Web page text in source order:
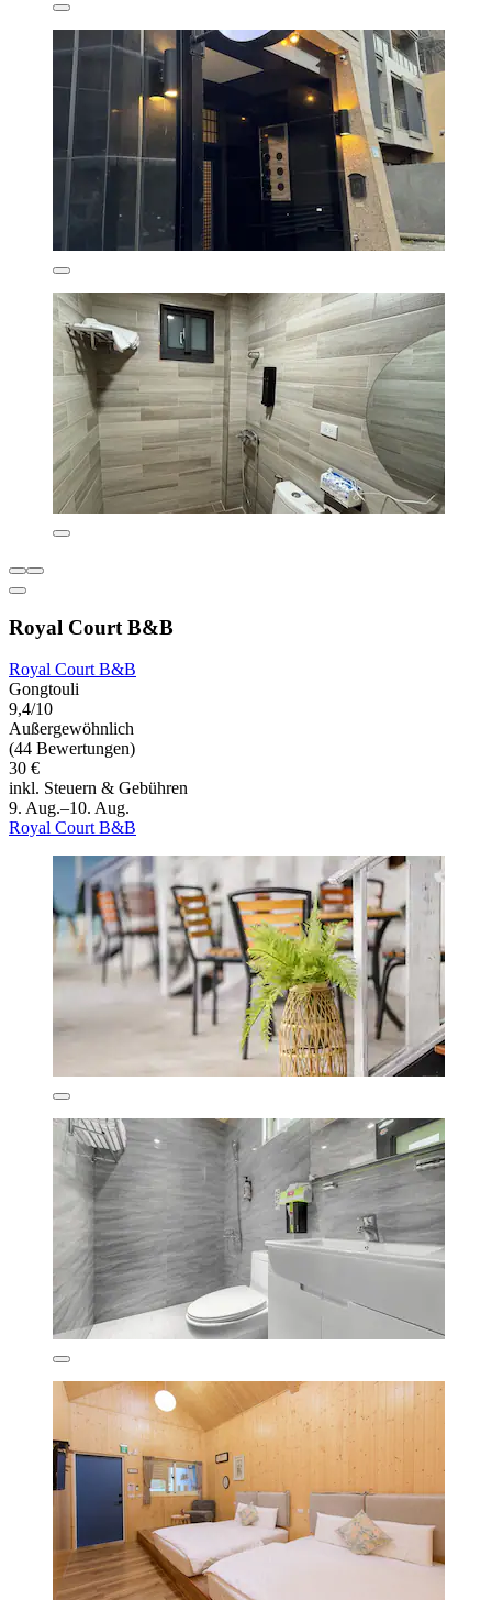
Royal Court B&B
Royal Court B&B
Gongtouli
9,4/10
Außergewöhnlich
(44 Bewertungen)
30 €
inkl. Steuern & Gebühren
9. Aug.–10. Aug.
Royal Court B&B